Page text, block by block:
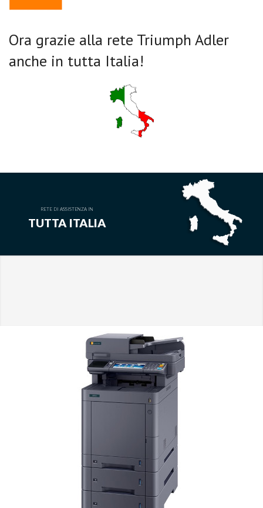
Ora grazie alla rete Triumph Adler
anche in tutta Italia!
RETE DI ASSISTENZA IN
TUTTA ITALIA